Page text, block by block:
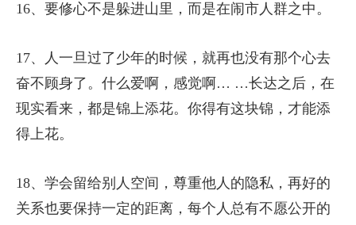
16、要修心不是躲进山里，而是在闹市人群之中。
17、人一旦过了少年的时候，就再也没有那个心去
奋不顾身了。什么爱啊，感觉啊… …长达之后，在
现实看来，都是锦上添花。你得有这块锦，才能添
得上花。
18、学会留给别人空间，尊重他人的隐私，再好的
关系也要保持一定的距离，每个人总有不愿公开的